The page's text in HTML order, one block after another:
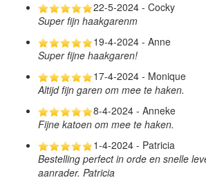
22-5-2024 - Cocky
Super fijn haakgarenm
19-4-2024 - Anne
Super fijne haakgaren!
17-4-2024 - Monique
Altijd fijn garen om mee te haken.
8-4-2024 - Anneke
Fijne katoen om mee te haken.
1-4-2024 - Patricia
Bestelling perfect in orde en snelle
aanrader. Patricia